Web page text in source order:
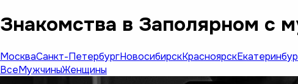
Знакомства в Заполярном с
МоскваСанкт-ПетербургНовосибирскКрасноярск
ВсеМужчиныЖенщины